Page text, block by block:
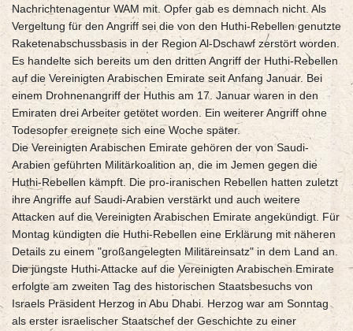
Nachrichtenagentur WAM mit. Opfer gab es demnach nicht. Als
Vergeltung für den Angriff sei die von den Huthi-Rebellen genutzte
Raketenabschussbasis in der Region Al-Dschawf zerstört worden.
Es handelte sich bereits um den dritten Angriff der Huthi-Rebellen
auf die Vereinigten Arabischen Emirate seit Anfang Januar. Bei
einem Drohnenangriff der Huthis am 17. Januar waren in den
Emiraten drei Arbeiter getötet worden. Ein weiterer Angriff ohne
Todesopfer ereignete sich eine Woche später.
Die Vereinigten Arabischen Emirate gehören der von Saudi-
Arabien geführten Militärkoalition an, die im Jemen gegen die
Huthi-Rebellen kämpft. Die pro-iranischen Rebellen hatten zuletzt
ihre Angriffe auf Saudi-Arabien verstärkt und auch weitere
Attacken auf die Vereinigten Arabischen Emirate angekündigt. Für
Montag kündigten die Huthi-Rebellen eine Erklärung mit näheren
Details zu einem "großangelegten Militäreinsatz" in dem Land an.
Die jüngste Huthi-Attacke auf die Vereinigten Arabischen Emirate
erfolgte am zweiten Tag des historischen Staatsbesuchs von
Israels Präsident Herzog in Abu Dhabi. Herzog war am Sonntag
als erster israelischer Staatschef der Geschichte zu einer